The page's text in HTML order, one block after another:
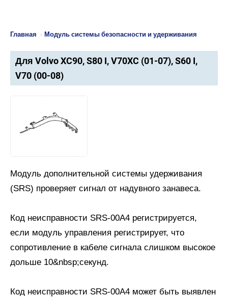
Главная › Модуль системы безопасности и удерживания
Для Volvo XC90, S80 I, V70XC (01-07), S60 I,
V70 (00-08)
Модуль дополнительной системы удерживания
(SRS) проверяет сигнал от надувного занавеса.
Код неисправности SRS-00А4 регистрируется,
если модуль управления регистрирует, что
сопротивление в кабеле сигнала слишком высокое
дольше 10&nbsp;секунд.
Код неисправности SRS-00А4 может быть выявлен